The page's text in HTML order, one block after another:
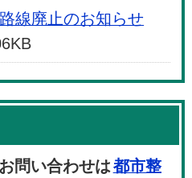
線廃止のお知らせ
問い合わせは都市整